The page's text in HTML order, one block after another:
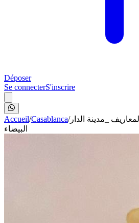
Déposer
Se connecterS'inscrire
Accueil/Casablanca/_مدينة الدار
البيضاء